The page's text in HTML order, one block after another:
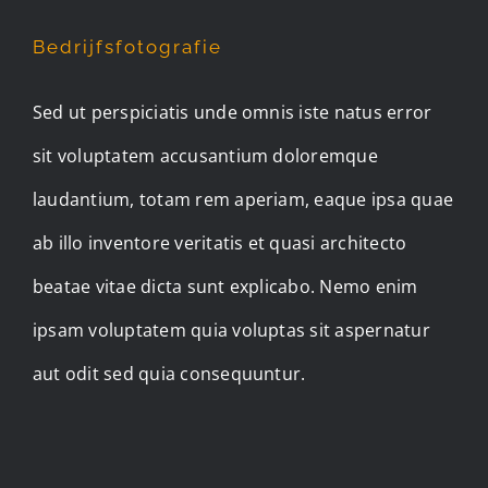
Bedrijfsfotografie
Sed ut perspiciatis unde omnis iste natus error
sit voluptatem accusantium doloremque
laudantium, totam rem aperiam, eaque ipsa quae
ab illo inventore veritatis et quasi architecto
beatae vitae dicta sunt explicabo. Nemo enim
ipsam voluptatem quia voluptas sit aspernatur
aut odit sed quia consequuntur.